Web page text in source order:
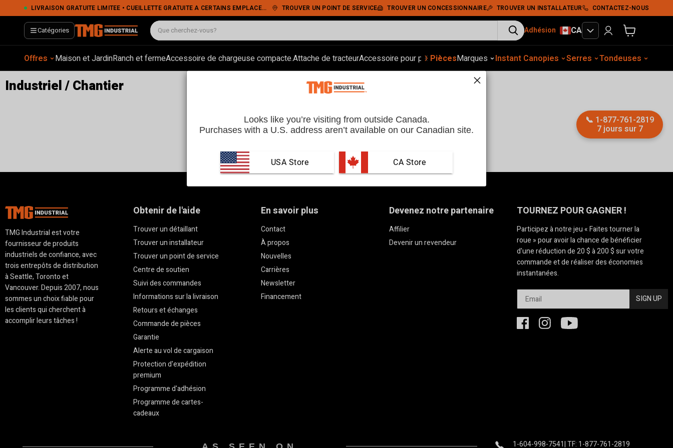
LIVRAISON GRATUITE LIMITÉE • CUEILLETTE GRATUITE À CERTAINS EMPLACEMENTS • PAIEMENT SÉCURISÉ TROUVER UN POINT DE SERVICE TROUVER UN CONCESSIONNAIRE TROUVER UN INSTALLATEUR CONTACTEZ-NOUS
Catégories Adhésion CA Voir le panier
Offres Maison et JardinRanch et fermeAccessoire de chargeuse compacte.Attache de tracteurAccessoire pour pelle.Rangement extérieurConstructionÉquip. auto. Tassement du sol
‹
› PiècesMarques Instant Canopies Serres Tondeuses
Industriel / Chantier
TMG Industrial est votre
fournisseur de produits
industriels de confiance, avec
trois entrepôts de distribution
à Seattle, Toronto et
Vancouver. Depuis 2007, nous
sommes un choix fiable pour
les clients qui cherchent à
accomplir leurs tâches !
Obtenir de l'aide
Trouver un détaillant
Trouver un installateur
Trouver un point de service
Centre de soutien
Suivi des commandes
Informations sur la livraison
Retours et échanges
Commande de pièces
Garantie
Alerte au vol de cargaison
Protection d'expédition
premium
Programme d'adhésion
Programme de cartes-
cadeaux
En savoir plus
Contact
À propos
Nouvelles
Carrières
Newsletter
Financement
Devenez notre partenaire
Affilier
Devenir un revendeur
TOURNEZ POUR GAGNER !
Participez à notre jeu « Faites tourner la
roue » pour avoir la chance de bénéficier
d'une réduction de 20 $ à 200 $ sur votre
commande et de réaliser des économies
instantanées.
SIGN UP
1-604-998-7541| TF: 1-877-761-2819
📞 1-877-761-2819
7 jours sur 7
Looks like you’re visiting from outside Canada.
Purchases with a U.S. address aren’t available on our Canadian site.
USA Store CA Store